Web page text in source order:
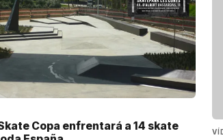
Copa enfrentará a 14 skate